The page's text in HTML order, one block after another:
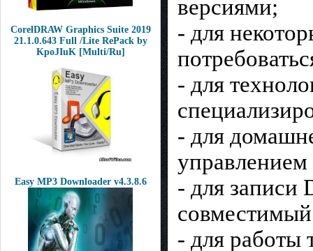
CorelDRAW Graphics Suite 2019
21.1.0.643 Full /Lite RePack by
KpoJIuK [Multi/Ru]
Easy MP3 Downloader v4.3.8.6
версиями;
- для
- для
- для
- для записи
- для работы